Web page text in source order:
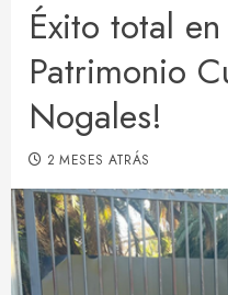
Éxito total
Patrimonio
Nogales!
2 MESES ATRÁS